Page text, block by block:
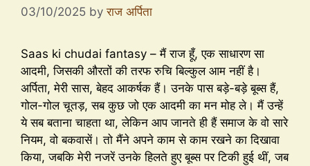
03/10/2025 byराज अर्पिता
Saas ki chudai fantasy – मैं राज हूँ, एक साधारण सा
आदमी, जिसकी औरतों की तरफ रुचि बिल्कुल आम नहीं है।
अर्पिता, मेरी सास, बेहद आकर्षक हैं। उनके पास बड़े-बड़े बूब्स हैं,
गोल-गोल चूतड़, सब कुछ जो एक आदमी का मन मोह ले। मैं उन्हें
ये सब बताना चाहता था, लेकिन आप जानते ही हैं समाज के वो सारे
नियम, वो बकवासें। तो मैंने अपने काम से काम रखने का दिखावा
किया, जबकि मेरी नजरें उनके हिलते हुए बूब्स पर टिकी हुई थीं, जब